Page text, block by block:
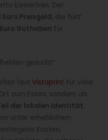
bewerben. Der
Euro Preisgeld, die fünf
Guthaben für
gesucht“
laut Vistaprint für viele
zum Essen, sondern als
der lokalen Identität
unter erheblichem
Kosten,